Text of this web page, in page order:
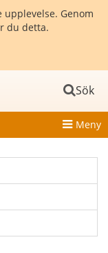
Genom
du detta.
Sök
Meny